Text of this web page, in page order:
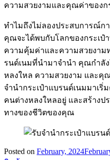
ความสวยงามและคุณค่าของก
ทำไมถึงไม่ลองประสบการณ์ก
คุณจะได้พบกับโลกของกระเ
ความคุ้มค่าและความสวยงาม
รนด์เนมที่นำมาจำนำ คุณกำลั
หลงใหล ความสวยงาม และคุ
จำนำกระเป๋าแบรนด์เนมมาเ
คนต่างหลงใหลอยู่ และสร้าง
ทางของชีวิตของคุณ
Posted on February, 2024